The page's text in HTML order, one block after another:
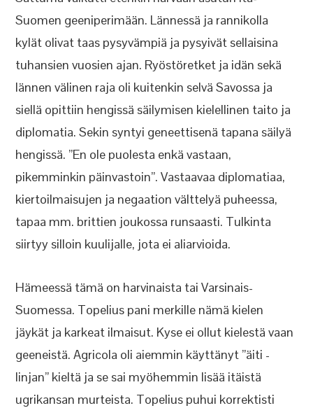
Suomen geeniperimään. Lännessä ja rannikolla
kylät olivat taas pysyvämpiä ja pysyivät sellaisina
tuhansien vuosien ajan. Ryöstöretket ja idän sekä
lännen välinen raja oli kuitenkin selvä Savossa ja
siellä opittiin hengissä säilymisen kielellinen taito ja
diplomatia. Sekin syntyi geneettisenä tapana säilyä
hengissä. ”En ole puolesta enkä vastaan,
pikemminkin päinvastoin”. Vastaavaa diplomatiaa,
kiertoilmaisujen ja negaation välttelyä puheessa,
tapaa mm. brittien joukossa runsaasti. Tulkinta
siirtyy silloin kuulijalle, jota ei aliarvioida.
Hämeessä tämä on harvinaista tai Varsinais-
Suomessa. Topelius pani merkille nämä kielen
jäykät ja karkeat ilmaisut. Kyse ei ollut kielestä vaan
geeneistä. Agricola oli aiemmin käyttänyt ”äiti -
linjan” kieltä ja se sai myöhemmin lisää itäistä
ugrikansan murteista. Topelius puhui korrektisti